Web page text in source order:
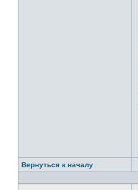
Вернуться к началу